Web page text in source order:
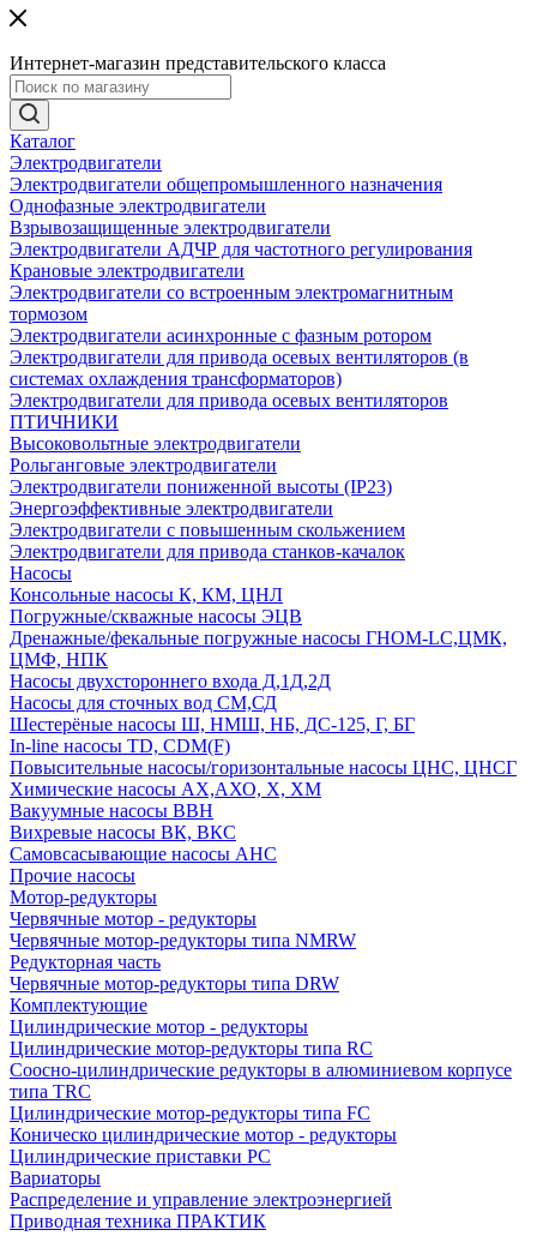
Интернет-магазин представительского класса
Каталог
Электродвигатели
Электродвигатели общепромышленного назначения
Однофазные электродвигатели
Взрывозащищенные электродвигатели
Электродвигатели АДЧР для частотного регулирования
Крановые электродвигатели
Электродвигатели со встроенным электромагнитным
тормозом
Электродвигатели асинхронные с фазным ротором
Электродвигатели для привода осевых вентиляторов (в
системах охлаждения трансформаторов)
Электродвигатели для привода осевых вентиляторов
ПТИЧНИКИ
Высоковольтные электродвигатели
Рольганговые электродвигатели
Электродвигатели пониженной высоты (IP23)
Энергоэффективные электродвигатели
Электродвигатели с повышенным скольжением
Электродвигатели для привода станков-качалок
Насосы
Консольные насосы К, КМ, ЦНЛ
Погружные/скважные насосы ЭЦВ
Дренажные/фекальные погружные насосы ГНОМ-LC,ЦМК,
ЦМФ, НПК
Насосы двухстороннего входа Д,1Д,2Д
Насосы для сточных вод СМ,СД
Шестерёные насосы Ш, НМШ, НБ, ДС-125, Г, БГ
In-line насосы TD, CDM(F)
Повысительные насосы/горизонтальные насосы ЦНС, ЦНСГ
Химические насосы АХ,АХО, Х, ХМ
Вакуумные насосы ВВН
Вихревые насосы ВК, ВКС
Самовсасывающие насосы АНС
Прочие насосы
Мотор-редукторы
Червячные мотор - редукторы
Червячные мотор-редукторы типа NMRW
Редукторная часть
Червячные мотор-редукторы типа DRW
Комплектующие
Цилиндрические мотор - редукторы
Цилиндрические мотор-редукторы типа RC
Соосно-цилиндрические редукторы в алюминиевом корпусе
типа TRC
Цилиндрические мотор-редукторы типа FC
Коническо цилиндрические мотор - редукторы
Цилиндрические приставки PC
Вариаторы
Распределение и управление электроэнергией
Приводная техника ПРАКТИК